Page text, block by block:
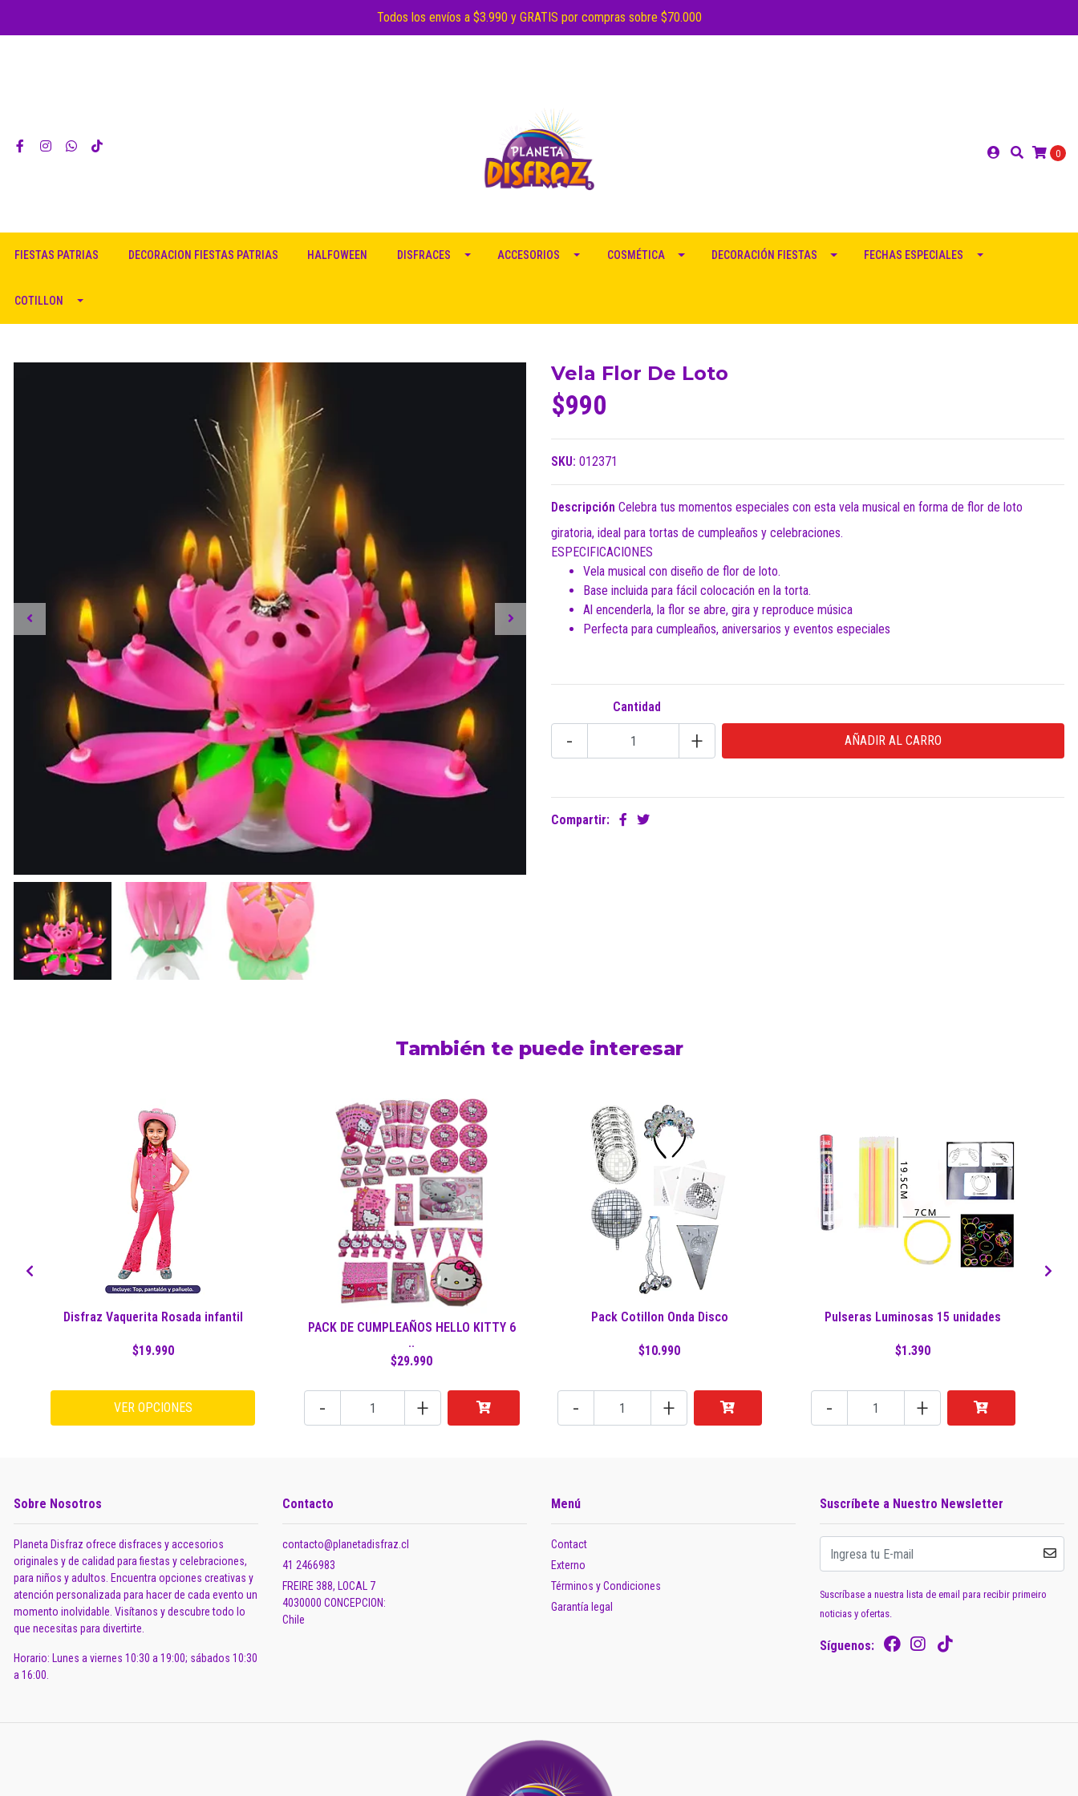
Todos los envíos a $3.990 y GRATIS por compras sobre $70.000
0
FIESTAS PATRIAS DECORACION FIESTAS PATRIAS HALFOWEEN DISFRACES ACCESORIOS COSMÉTICA DECORACIÓN FIESTAS FECHAS ESPECIALES
COTILLON
Vela Flor De Loto
$990
SKU: 012371
Descripción Celebra tus momentos especiales con esta vela musical en forma de flor de loto
giratoria, ideal para tortas de cumpleaños y celebraciones.
ESPECIFICACIONES
Vela musical con diseño de flor de loto.
Base incluida para fácil colocación en la torta.
Al encenderla, la flor se abre, gira y reproduce música
Perfecta para cumpleaños, aniversarios y eventos especiales
Cantidad
- +
Compartir:
También te puede interesar
Disfraz Vaquerita Rosada infantil
$19.990
VER OPCIONES
PACK DE CUMPLEAÑOS HELLO KITTY 6
..
$29.990
- +
Pack Cotillon Onda Disco
$10.990
- +
Pulseras Luminosas 15 unidades
$1.390
- +
Sobre Nosotros
Planeta Disfraz ofrece disfraces y accesorios
originales y de calidad para fiestas y celebraciones,
para niños y adultos. Encuentra opciones creativas y
atención personalizada para hacer de cada evento un
momento inolvidable. Visítanos y descubre todo lo
que necesitas para divertirte.
Horario: Lunes a viernes 10:30 a 19:00; sábados 10:30
a 16:00.
Contacto
contacto@planetadisfraz.cl
41 2466983
FREIRE 388, LOCAL 7
4030000 CONCEPCION:
Chile
Menú
Contact
Externo
Términos y Condiciones
Garantía legal
Suscríbete a Nuestro Newsletter
Suscríbase a nuestra lista de email para recibir primeiro
noticias y ofertas.
Síguenos: